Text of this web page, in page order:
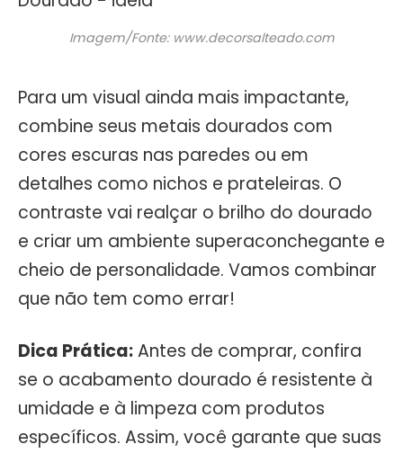
Imagem/Fonte: www.decorsalteado.com
Para um visual ainda mais impactante,
combine seus metais dourados com
cores escuras nas paredes ou em
detalhes como nichos e prateleiras. O
contraste vai realçar o brilho do dourado
e criar um ambiente superaconchegante e
cheio de personalidade. Vamos combinar
que não tem como errar!
Dica Prática:Antes de comprar, confira
se o acabamento dourado é resistente à
umidade e à limpeza com produtos
específicos. Assim, você garante que suas